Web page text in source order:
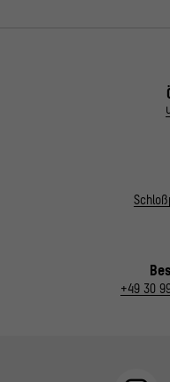
+49 30